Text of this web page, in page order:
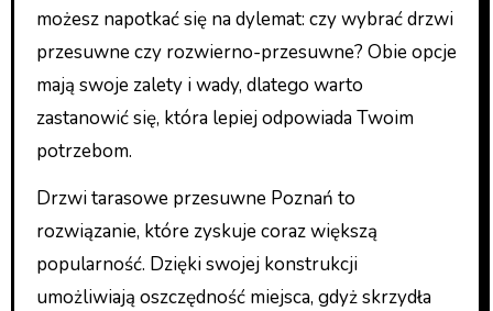
możesz napotkać się na dylemat: czy wybrać drzwi
przesuwne czy rozwierno-przesuwne? Obie opcje
mają swoje zalety i wady, dlatego warto
zastanowić się, która lepiej odpowiada Twoim
potrzebom.
Drzwi tarasowe przesuwne Poznań to
rozwiązanie, które zyskuje coraz większą
popularność. Dzięki swojej konstrukcji
umożliwiają oszczędność miejsca, gdyż skrzydła